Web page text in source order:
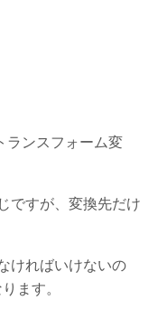
ランスフォーム変
ですが、変換先だけ
ければいけないの
ます。